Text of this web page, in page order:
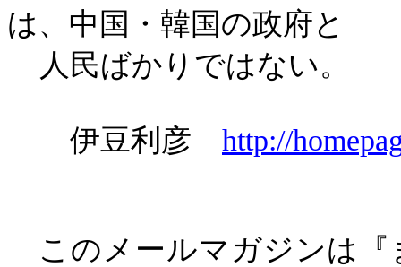
は、中国・韓国の政府と
人民ばかりではない。
伊豆利彦 http://
このメールマガジンは『